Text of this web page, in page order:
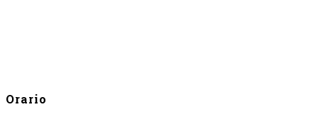
Orario